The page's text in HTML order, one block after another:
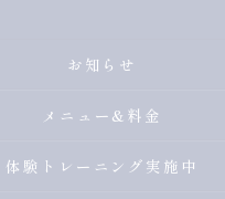
お知らせ
メニュー&料金
体験トレーニング実施中